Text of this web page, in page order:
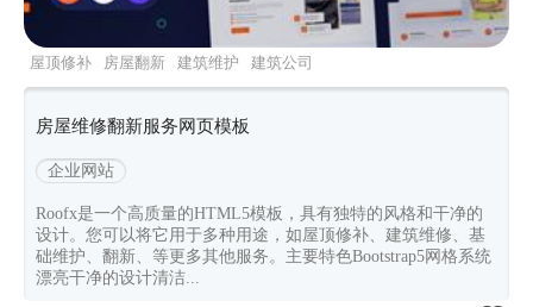
屋顶修补 房屋翻新 建筑维护
建筑公司
bootstrap5
房屋维修翻新服务网页模板
企业网站
Roofx是一个高质量的HTML5模板，具有独特的风格和干净的
设计。您可以将它用于多种用途，如屋顶修补、建筑维修、基
础维护、翻新、等更多其他服务。主要特色Bootstrap5网格系统
漂亮干净的设计清洁...